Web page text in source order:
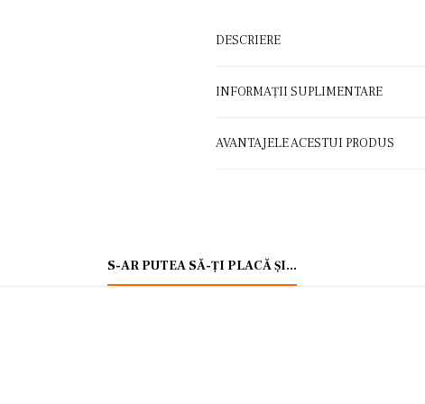
DESCRIERE
INFORMAȚII SUPLIMENTARE
AVANTAJELE ACESTUI PRODUS
S-AR PUTEA SĂ-ȚI PLACĂ ȘI…